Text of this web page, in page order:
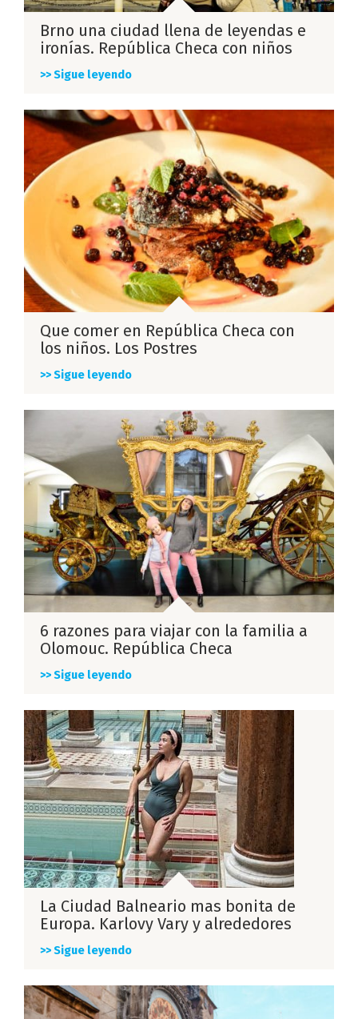
Brno una ciudad llena de leyendas e
ironías. República Checa con niños
>> Sigue leyendo
Que comer en República Checa con
los niños. Los Postres
>> Sigue leyendo
6 razones para viajar con la familia a
Olomouc. República Checa
>> Sigue leyendo
La Ciudad Balneario mas bonita de
Europa. Karlovy Vary y alrededores
>> Sigue leyendo